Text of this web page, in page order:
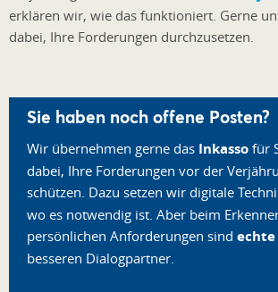
erklären wir, wie das funktioniert. Gerne
dabei, Ihre Forderungen durchzusetzen.
Sie haben noch offene Posten?
Wir übernehmen gerne das Inkasso für
dabei, Ihre Forderungen vor der
schützen. Dazu setzen wir digitale
wo es notwendig ist. Aber beim
persönlichen Anforderungen sind echte
besseren Dialogpartner.